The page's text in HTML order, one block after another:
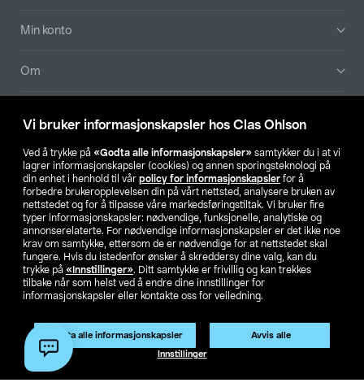
Vi bruker informasjonskapsler hos Clas Ohlson
Ved å trykke på «Godta alle informasjonskapsler» samtykker du i at vi
lagrer informasjonskapsler (cookies) og annen sporingsteknologi på
din enhet i henhold til vår policy for informasjonskapsler for å
forbedre brukeropplevelsen din på vårt nettsted, analysere bruken av
nettstedet og for å tilpasse våre markedsføringstiltak. Vi bruker fire
typer informasjonskapsler: nødvendige, funksjonelle, analytiske og
annonserelaterte. For nødvendige informasjonskapsler er det ikke noe
krav om samtykke, ettersom de er nødvendige for at nettstedet skal
fungere. Hvis du istedenfor ønsker å skreddersy dine valg, kan du
trykke på «Innstillinger». Ditt samtykke er frivillig og kan trekkes
tilbake når som helst ved å endre dine innstillinger for
informasjonskapsler eller kontakte oss for veiledning.
Godta alle informasjonskapsler Avvis alle
Innstillinger
Min konto
Om
Våre selskaper
Finn din butikk
SE NO FI
Privacy statement Medlemsvilkår Kjøpsvilkår
For bedrifter
Endre til priser ekskl. moms